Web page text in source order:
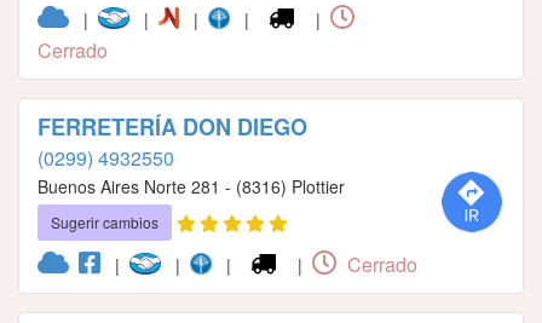
| | | | |
Cerrado
FERRETERÍA DON DIEGO
(0299) 4932550
Buenos Aires Norte 281 - (8316) Plottier
Sugerir cambios
| | | | Cerrado